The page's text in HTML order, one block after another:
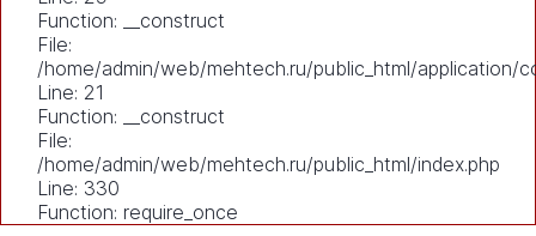
Function: __construct
File:
/home/admin/web/mehtech.ru/public_html/application/
Line: 21
Function: __construct
File:
/home/admin/web/mehtech.ru/public_html/index.php
Line: 330
Function: require_once